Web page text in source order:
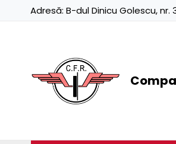
Adresă: B-dul Dinicu Golescu, nr.